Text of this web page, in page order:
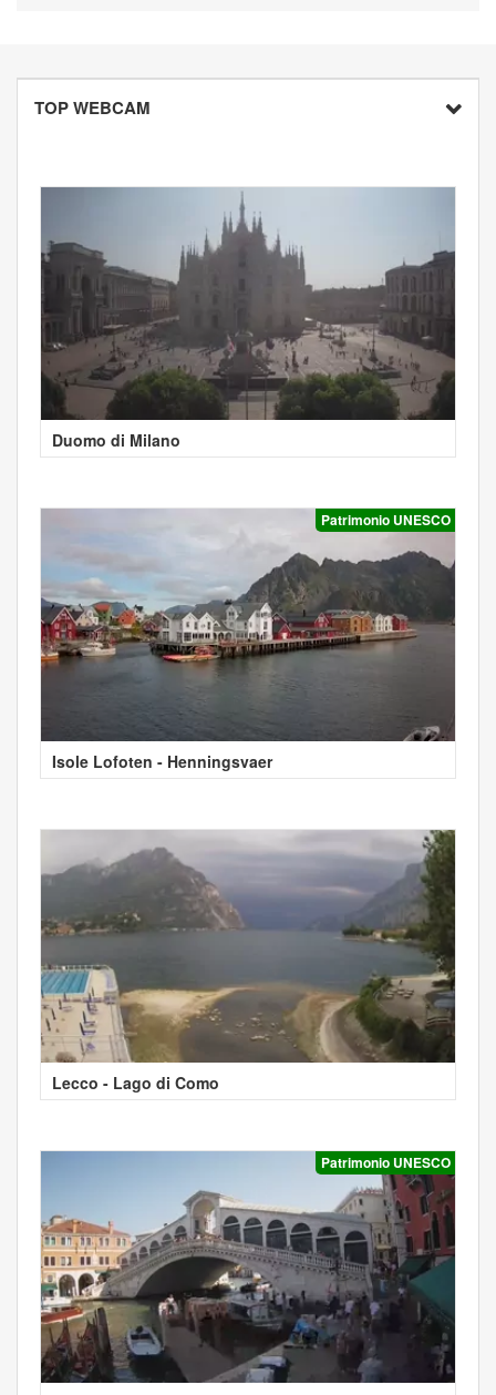
TOP WEBCAM
Duomo di Milano
Patrimonio UNESCO
Isole Lofoten - Henningsvaer
Lecco - Lago di Como
Patrimonio UNESCO